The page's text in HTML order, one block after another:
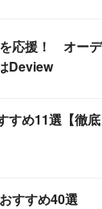
応援！ オーデ
Deview
すめ11選【徹底
すすめ40選